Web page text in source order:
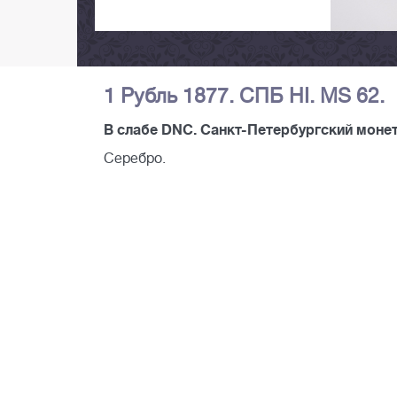
1 Рубль 1877. СПБ НI. MS 62.
В слабе DNC. Санкт-Петербургский
Серебро.